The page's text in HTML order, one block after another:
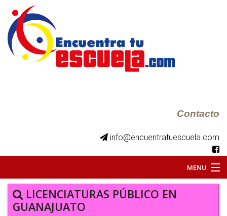
Contacto
info@encuentratuescuela.com
MENU
INICIO
BKS JUVENILES
LICENCIATURAS PÚBLICO EN
GUANAJUATO